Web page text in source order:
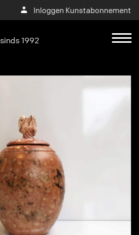
Inloggen Kunstabonnement
sinds 1992